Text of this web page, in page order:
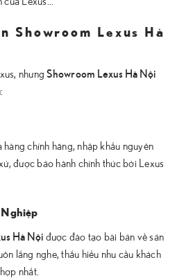
Showroom Lexus Hà
nhưngShowroom Lexus Hà Nội
hàng chính hãng, nhập khẩu nguyên
được bảo hành chính thức bởi Lexus
Hà Nội được đào tạo bài bản về sản
lắng nghe, thấu hiểu nhu cầu khách
nhất.